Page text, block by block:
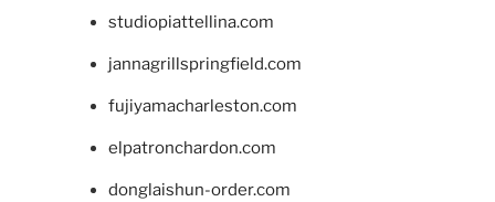
studiopiattellina.com
jannagrillspringfield.com
fujiyamacharleston.com
elpatronchardon.com
donglaishun-order.com